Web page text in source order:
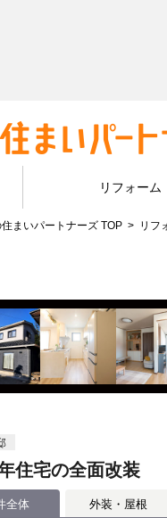
リフォーム
まいパートナーズ TOP リフ
住宅の全面改装
全体 外装・屋根